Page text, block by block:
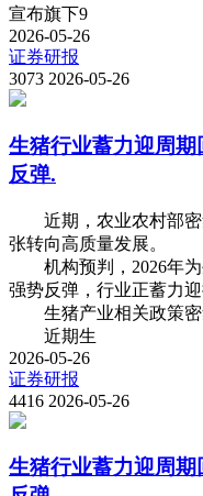
宣布旗下9
2026-05-26
证券研报
3073 2026-05-26
生猪行业蓄力迎周
反弹.
近期，农业农村部密
张转向高质量发展。
机构预判，2026年为
强势反弹，行业正蓄力
生猪产业相关政策密
近期生
2026-05-26
证券研报
4416 2026-05-26
生猪行业蓄力迎周